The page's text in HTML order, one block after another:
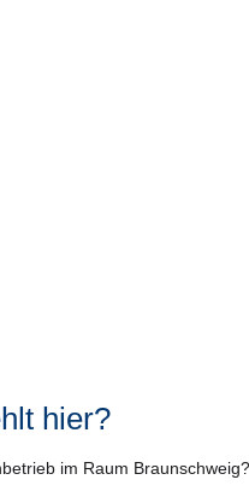
hier?
im Raum Braunschweig?